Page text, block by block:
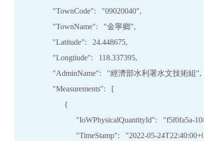
            "TownCode":   "09020040",
            "TownName":   "金寧鄉",
            "Latitude":   24.448675,
            "Longtiude":   118.337395,
            "AdminName":   "經濟部水利署水文技術組",
            "Measurements":   [
                  {
"IoWPhysicalQuantityId":   "f5f0fa5a-
"TimeStamp":   "2022-05-